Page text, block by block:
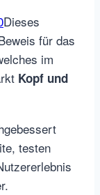
Dieses
für das
im
Kopf und
testen